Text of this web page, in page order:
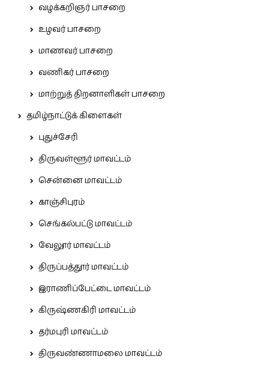
வழக்கறிஞர் பாசறை
உழவர் பாசறை
மாணவர் பாசறை
வணிகர் பாசறை
மாற்றுத் திறனாளிகள் பாசறை
தமிழ்நாட்டுக் கிளைகள்
புதுச்சேரி
திருவள்ளூர் மாவட்டம்
சென்னை மாவட்டம்
காஞ்சிபுரம்
செங்கல்பட்டு மாவட்டம்
வேலூர் மாவட்டம்
திருப்பத்தூர் மாவட்டம்
இராணிப்பேட்டை மாவட்டம்
கிருஷ்ணகிரி மாவட்டம்
தர்மபுரி மாவட்டம்
திருவண்ணாமலை மாவட்டம்